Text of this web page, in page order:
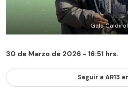
Gala
30 de Marzo de 2026 - 16:51 hrs.
Seguir a AR13